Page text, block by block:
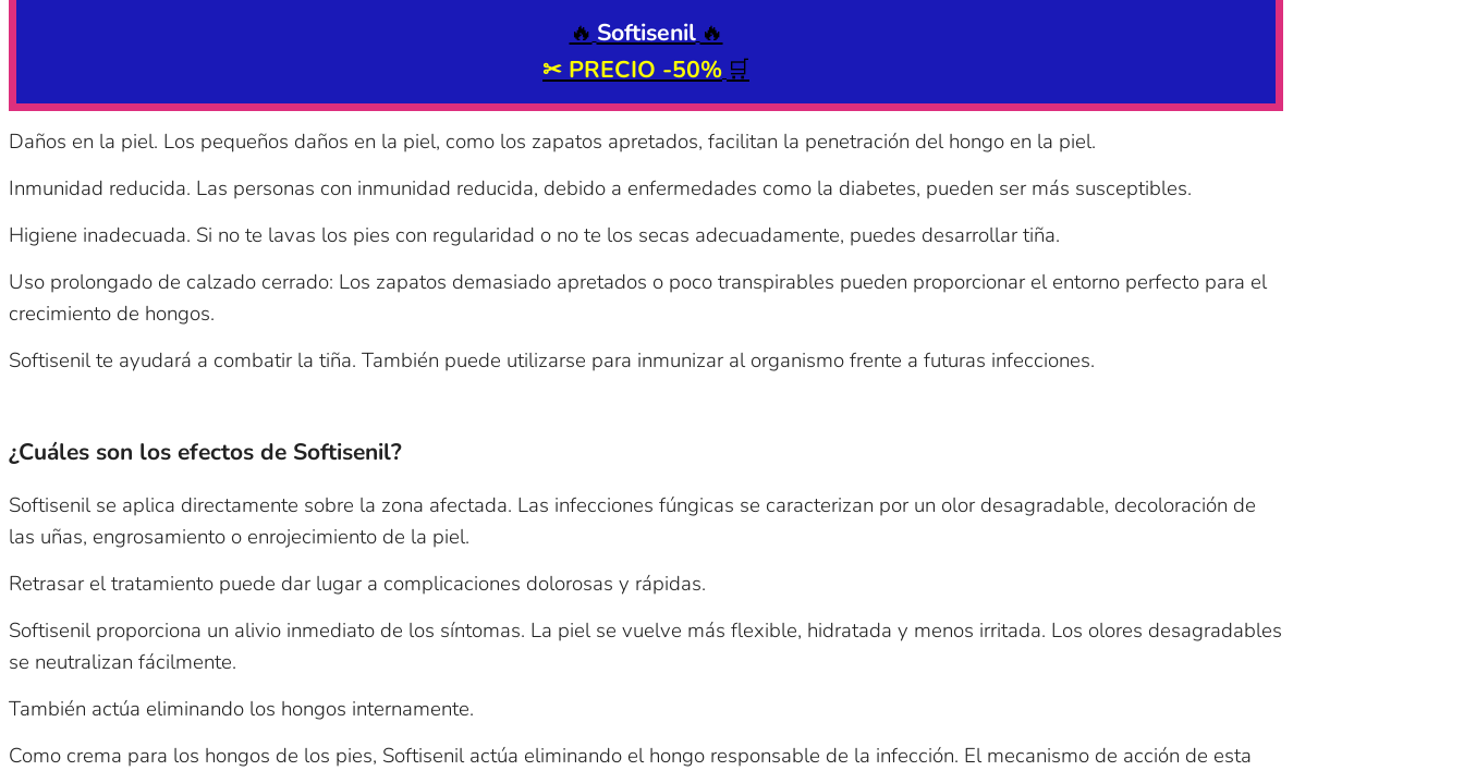
🔥 Softisenil 🔥
✂ PRECIO -50% 🛒
Daños en la piel. Los pequeños daños en la piel, como los zapatos apretados, facilitan la penetración del hongo en la piel.
Inmunidad reducida. Las personas con inmunidad reducida, debido a enfermedades como la diabetes, pueden ser más susceptibles.
Higiene inadecuada. Si no te lavas los pies con regularidad o no te los secas adecuadamente, puedes desarrollar tiña.
Uso prolongado de calzado cerrado: Los zapatos demasiado apretados o poco transpirables pueden proporcionar el entorno perfecto para el
crecimiento de hongos.
Softisenil te ayudará a combatir la tiña. También puede utilizarse para inmunizar al organismo frente a futuras infecciones.
¿Cuáles son los efectos de Softisenil?
Softisenil se aplica directamente sobre la zona afectada. Las infecciones fúngicas se caracterizan por un olor desagradable, decoloración de
las uñas, engrosamiento o enrojecimiento de la piel.
Retrasar el tratamiento puede dar lugar a complicaciones dolorosas y rápidas.
Softisenil proporciona un alivio inmediato de los síntomas. La piel se vuelve más flexible, hidratada y menos irritada. Los olores desagradables
se neutralizan fácilmente.
También actúa eliminando los hongos internamente.
Como crema para los hongos de los pies, Softisenil actúa eliminando el hongo responsable de la infección. El mecanismo de acción de esta